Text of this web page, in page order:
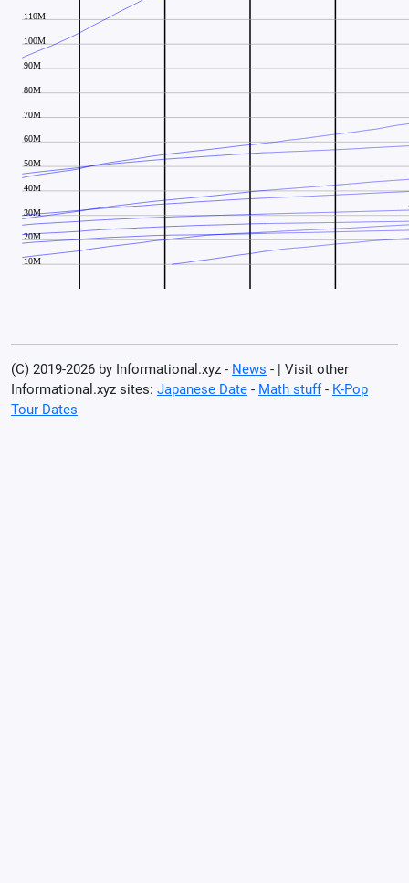
(C) 2019-2026 by Informational.xyz - News - | Visit other
Informational.xyz sites: Japanese Date - Math stuff- K-Pop
Tour Dates